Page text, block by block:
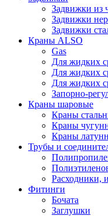
Задвижки из
Задвижки
Задвижки
Краны ALSO
Gas
Для жидких
Для жидких
Для жидких
Запорно-
Краны шаровые
Краны
Краны
Краны
Трубы и
Расходники,
Фитинги
Бочата
Заглушки